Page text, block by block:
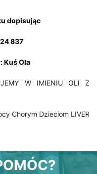
dopisując
837
Kuś Ola
W IMIENIUOLI Z
Chorym Dzieciom LIVER